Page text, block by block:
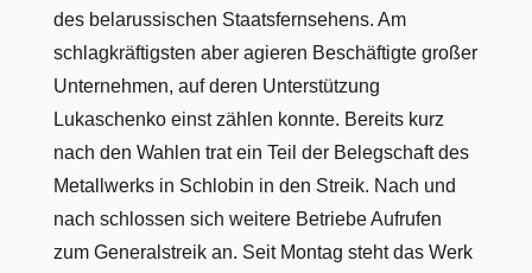
des belarussischen Staatsfernsehens. Am
schlagkräftigsten aber agieren Beschäftigte großer
Unternehmen, auf deren Unterstützung
Lukaschenko einst zählen konnte. Bereits kurz
nach den Wahlen trat ein Teil der Belegschaft des
Metallwerks in Schlobin in den Streik. Nach und
nach schlossen sich weitere Betriebe Aufrufen
zum Generalstreik an. Seit Montag steht das Werk